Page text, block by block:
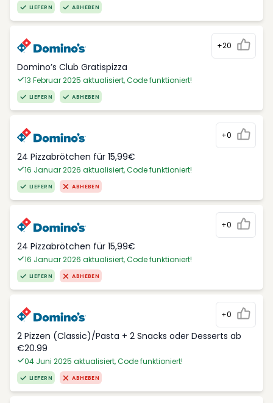
LIEFERN ABHEBEN
+20
Domino’s Club Gratispizza
13 Februar 2025 aktualisiert, Code funktioniert!
LIEFERN ABHEBEN
+0
24 Pizzabrötchen für 15,99€
16 Januar 2026 aktualisiert, Code funktioniert!
LIEFERN ABHEBEN
+0
24 Pizzabrötchen für 15,99€
16 Januar 2026 aktualisiert, Code funktioniert!
LIEFERN ABHEBEN
+0
2 Pizzen (Classic)/Pasta + 2 Snacks oder Desserts ab
€20.99
04 Juni 2025 aktualisiert, Code funktioniert!
LIEFERN ABHEBEN